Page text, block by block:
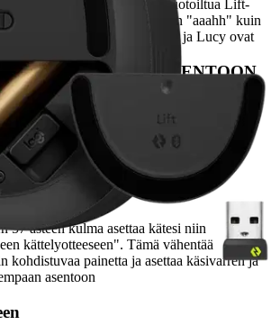
Käyttäessäsi intuitiivisesti muotoiltua Lift-
huokaista ennemminkin "aaahh" kuin
Katso, mitä mieltä Funso, Elin ja Lucy ovat
MUKAVAAN ASENTOON
hiirelle, jonka painikkeet ovat helposti
sinua työskentelemään koko päivän
on myös mukava peukalotuki
pitkät päivät sujuvat
57 asteen kulma asettaa kätesi niin
kättelyotteeseen". Tämä vähentää
kohdistuvaa painetta ja asettaa käsivarren ja
asentoon